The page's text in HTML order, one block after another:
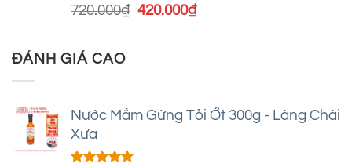
Được xếp
4.93
720.000₫ Giá
420.000₫Giá
ĐÁNH GIÁ CAO
Nước Mắm Gừng Tỏi Ớt 300g - Làng Chài
Xưa